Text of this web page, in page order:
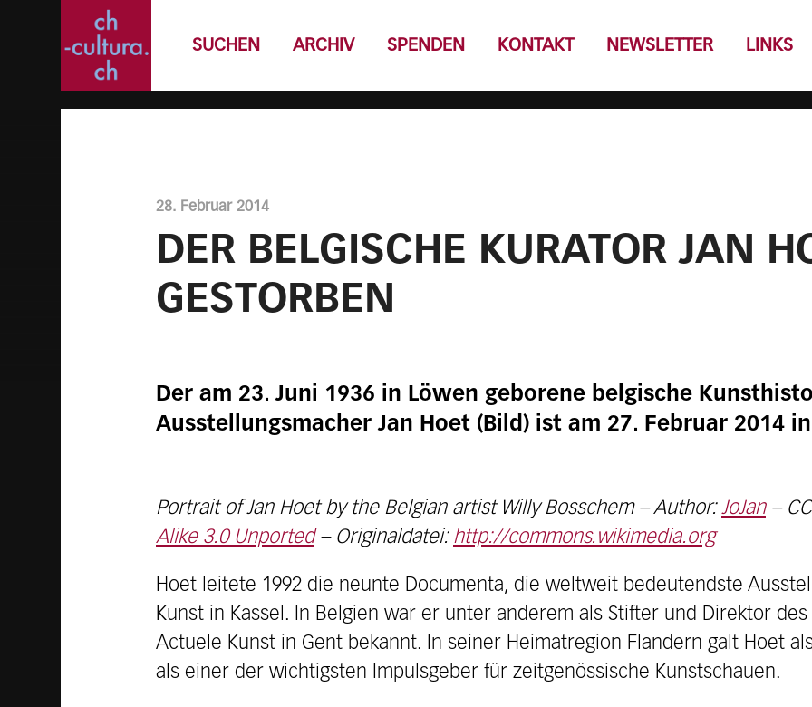
SUCHEN ARCHIV SPENDEN KONTAKT NEWSLETTER LINKS
28. Februar 2014
DER BELGISCHE KURATOR JAN
GESTORBEN
Der am 23. Juni 1936 in Löwen geborene belgische
Ausstellungsmacher Jan Hoet (Bild) ist am 27. Februar 2014
Portrait of Jan Hoet by the Belgian artist Willy Bosschem – Author:JoJan–
Alike 3.0 Unported– Originaldatei: http://commons.wikimedia.org
Hoet leitete 1992 die neunte Documenta, die weltweit bedeutendste
Kunst in Kassel. In Belgien war er unter anderem als Stifter und Direktor
Actuele Kunst in Gent bekannt. In seiner Heimatregion Flandern galt Hoet
als einer der wichtigsten Impulsgeber für zeitgenössische Kunstschauen.